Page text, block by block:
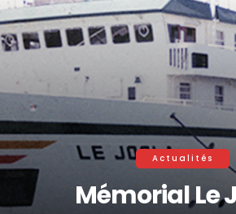
Actualités
Mémorial Le